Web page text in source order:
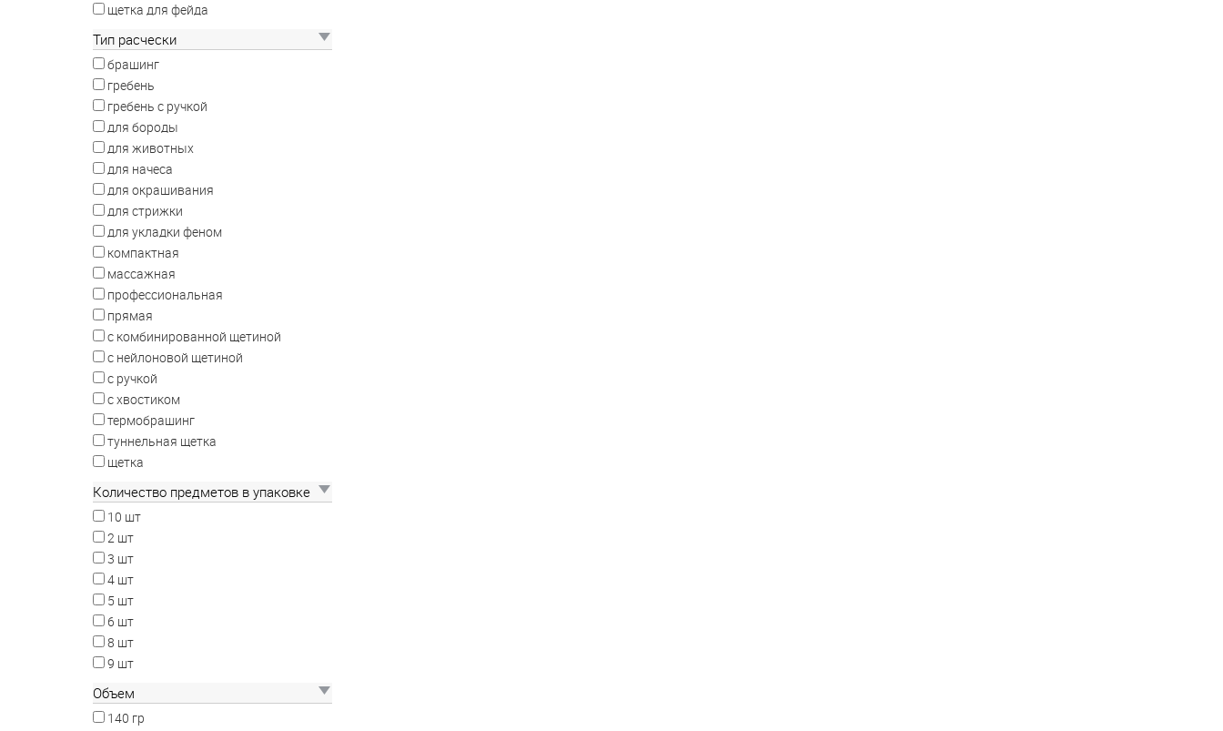
щетка для фейда
Тип расчески
брашинг
гребень
гребень с ручкой
для бороды
для животных
для начеса
для окрашивания
для стрижки
для укладки феном
компактная
массажная
профессиональная
прямая
с комбинированной щетиной
с нейлоновой щетиной
с ручкой
с хвостиком
термобрашинг
туннельная щетка
щетка
Количество предметов в упаковке
10 шт
2 шт
3 шт
4 шт
5 шт
6 шт
8 шт
9 шт
Объем
140 гр